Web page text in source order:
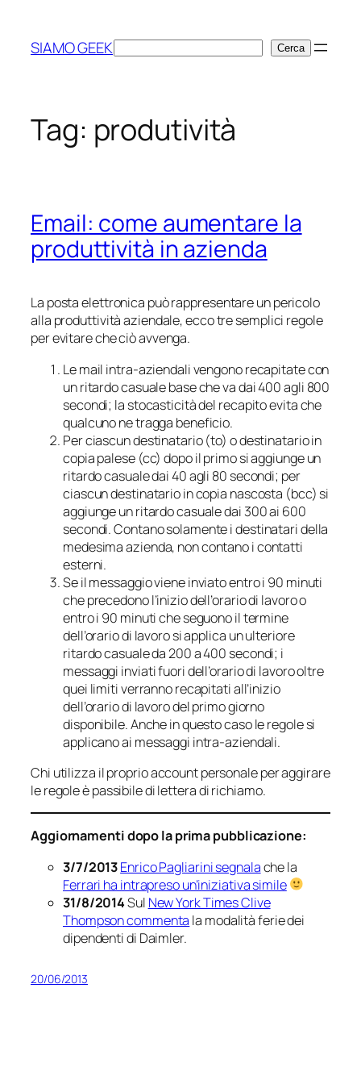
contenuto
SIAMO GEEKCerca Cerca
Tag: produtività
Email: come aumentare la
produttività in azienda
La posta elettronica può rappresentare un pericolo
alla produttività aziendale, ecco tre semplici regole
per evitare che ciò avvenga.
Le mail intra-aziendali vengono recapitate con
un ritardo casuale base che va dai 400 agli 800
secondi; la stocasticità del recapito evita che
qualcuno ne tragga beneficio.
Per ciascun destinatario (to) o destinatario in
copia palese (cc) dopo il primo si aggiunge un
ritardo casuale dai 40 agli 80 secondi; per
ciascun destinatario in copia nascosta (bcc) si
aggiunge un ritardo casuale dai 300 ai 600
secondi. Contano solamente i destinatari della
medesima azienda, non contano i contatti
esterni.
Se il messaggio viene inviato entro i 90 minuti
che precedono l’inizio dell’orario di lavoro o
entro i 90 minuti che seguono il termine
dell’orario di lavoro si applica un ulteriore
ritardo casuale da 200 a 400 secondi; i
messaggi inviati fuori dell’orario di lavoro oltre
quei limiti verranno recapitati all’inizio
dell’orario di lavoro del primo giorno
disponibile. Anche in questo caso le regole si
applicano ai messaggi intra-aziendali.
Chi utilizza il proprio account personale per aggirare
le regole è passibile di lettera di richiamo.
Aggiornamenti dopo la prima pubblicazione:
3/7/2013Enrico Pagliarini segnalache la
Ferrari ha intrapreso un’iniziativa simile
31/8/2014Sul New York Times Clive
Thompson commenta la modalità ferie dei
dipendenti di Daimler.
20/06/2013